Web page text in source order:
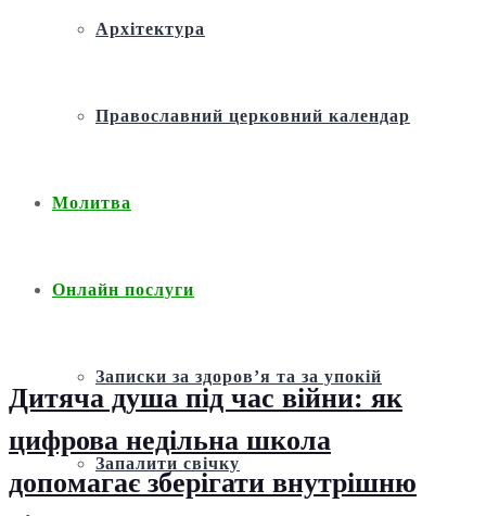
Архітектура
Православний церковний календар
Молитва
Онлайн послуги
Записки за здоров’я та за упокій
Запалити свічку
Дитяча душа під час війни: як
цифрова недільна школа
допомагає зберігати внутрішню